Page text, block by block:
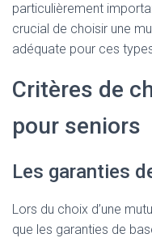
particulièrement
crucial de choisir une
adéquate pour ces
Critères de
pour seniors
Les garanties
Lors du choix d’une
que les garanties de